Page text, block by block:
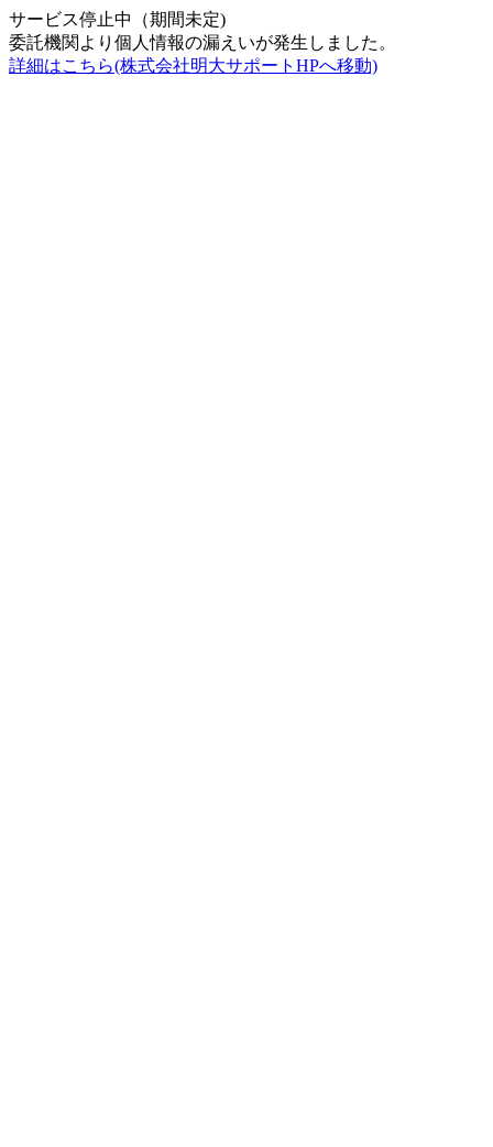
サービス停止中（期間未定)
委託機関より個人情報の漏えいが発生しました。
詳細はこちら(株式会社明大サポートHPへ移動)